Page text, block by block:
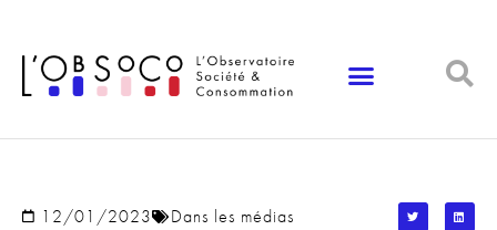
12/01/2023 Dans les médias